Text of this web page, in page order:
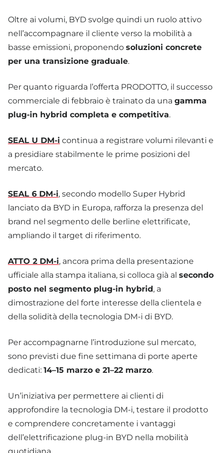
Oltre ai volumi, BYD svolge quindi un ruolo attivo
nell’accompagnare il cliente verso la mobilità a
basse emissioni, proponendo soluzioni concrete
per una transizione graduale.
Per quanto riguarda l’offerta PRODOTTO, il successo
commerciale di febbraio è trainato da una gamma
plug-in hybrid completa e competitiva.
SEAL U DM-i continua a registrare volumi rilevanti e
a presidiare stabilmente le prime posizioni del
mercato.
SEAL 6 DM-i, secondo modello Super Hybrid
lanciato da BYD in Europa, rafforza la presenza del
brand nel segmento delle berline elettrificate,
ampliando il target di riferimento.
ATTO 2 DM-i, ancora prima della presentazione
ufficiale alla stampa italiana, si colloca già al secondo
posto nel segmento plug-in hybrid, a
dimostrazione del forte interesse della clientela e
della solidità della tecnologia DM-i di BYD.
Per accompagnarne l’introduzione sul mercato,
sono previsti due fine settimana di porte aperte
dedicati: 14–15 marzo e 21–22 marzo.
Un’iniziativa per permettere ai clienti di
approfondire la tecnologia DM-i, testare il prodotto
e comprendere concretamente i vantaggi
dell’elettrificazione plug-in BYD nella mobilità